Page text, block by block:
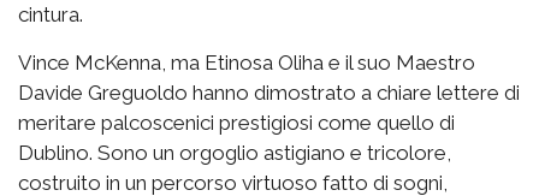
cintura.
Vince McKenna, ma Etinosa Oliha e il suo Maestro
Davide Greguoldo hanno dimostrato a chiare lettere di
meritare palcoscenici prestigiosi come quello di
Dublino. Sono un orgoglio astigiano e tricolore,
costruito in un percorso virtuoso fatto di sogni,